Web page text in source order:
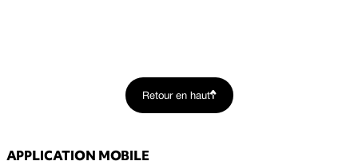
Retour en haut
APPLICATION MOBILE